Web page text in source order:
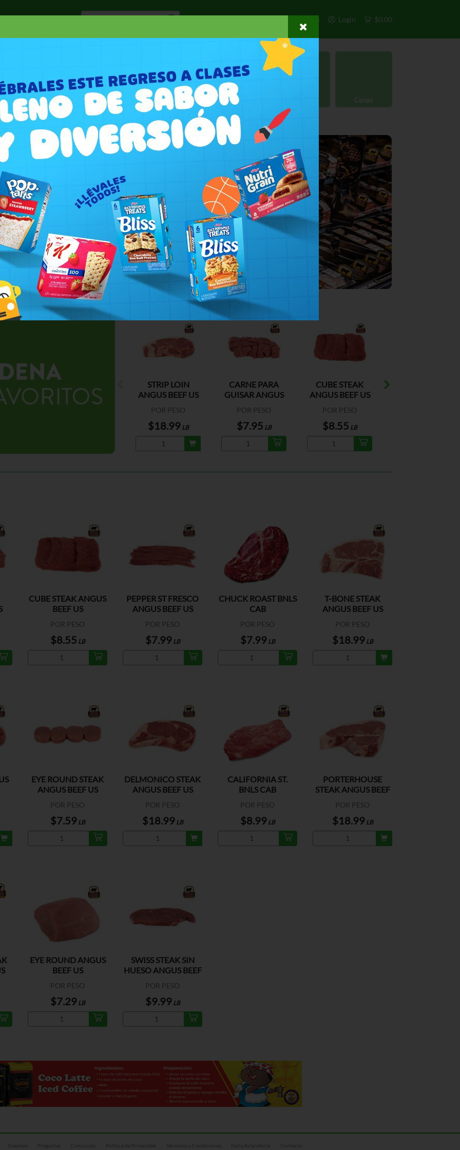
Otros Login $0.00
Lácteos
Hogar, Salud y
Belleza
Deli y Bakery Orgánico
BEEF
STRIP LOIN
ANGUS BEEF US
POR PESO
$18.99LB
CARNE PARA
GUISAR ANGUS
POR PESO
$7.95 LB
CUBE STEAK
ANGUS BEEF US
POR PESO
$8.55 LB
CUBE STEAK ANGUS
BEEF US
POR PESO
$8.55 LB
PEPPER ST FRESCO
ANGUS BEEF US
POR PESO
$7.99LB
CHUCK ROAST BNLS
CAB
POR PESO
$7.99LB
T-BONE STEAK
ANGUS BEEF US
POR PESO
$18.99LB
EYE ROUND STEAK
ANGUS BEEF US
POR PESO
$7.59LB
DELMONICO STEAK
ANGUS BEEF US
POR PESO
$18.99LB
CALIFORNIA ST.
BNLS CAB
POR PESO
$8.99LB
PORTERHOUSE
STEAK ANGUS BEEF
POR PESO
$18.99LB
EYE ROUND ANGUS
BEEF US
POR PESO
$7.29LB
SWISS STEAK SIN
HUESO ANGUS BEEF
POR PESO
$9.99LB
Empleos Preguntas Política de Privacidad Nota Aclaratoria Contacto